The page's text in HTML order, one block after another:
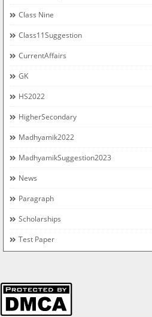
Class Nine
Class11Suggestion
CurrentAffairs
GK
HS2022
HigherSecondary
Madhyamik2022
MadhyamikSuggestion2023
News
Paragraph
Scholarships
Test Paper